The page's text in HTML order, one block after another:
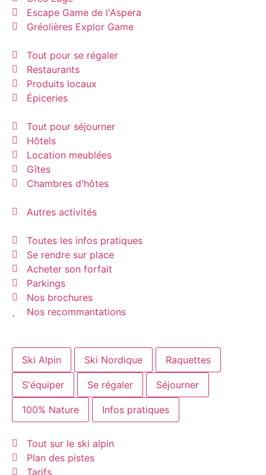
Escape Game de l'Aspera
Gréolières Explor Game
Tout pour se régaler
Restaurants
Produits locaux
Épiceries
Tout pour séjourner
Hôtels
Location meublées
Gîtes
Chambres d'hôtes
Autres activités
Toutes les infos pratiques
Se rendre sur place
Acheter son forfait
Parkings
Nos brochures
Nos recommantations
Ski Alpin Ski Nordique Raquettes
S'équiper Se régaler Séjourner
100% Nature Infos pratiques
Tout sur le ski alpin
Plan des pistes
Tarifs